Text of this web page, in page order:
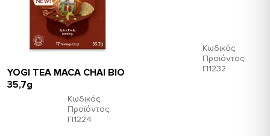
Κωδικός
Προϊόντος:
ΓΙ1224
YOGI TEA MACA CHAI ΒΙΟ
35,7g
Κωδικός
Προϊόντος:
ΓΙ1232